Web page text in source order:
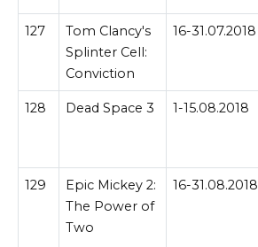
127
Tom Clancy's
Splinter Cell:
Conviction
16-31.07.2018
128 Dead Space 3 1-15.08.2018
129
Epic Mickey 2:
The Power of
Two
16-31.08.2018